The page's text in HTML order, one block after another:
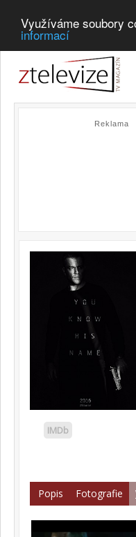
Využíváme soubory
informací
Reklama
IMDb
Popis Fotografie